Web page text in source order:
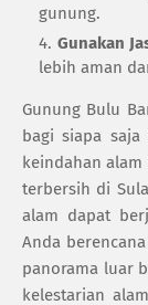
gunung.
Gunakan
lebih aman
Gunung Bulu
bagi siapa saja
keindahan
terbersih di
alam dapat
Anda
panorama luar
kelestarian